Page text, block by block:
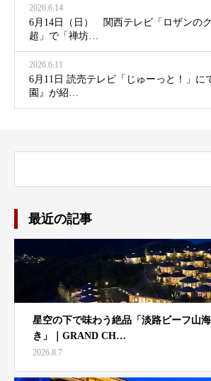
2026.6.14
6月14日（日） 関西テレビ「ロザンの
超」で「禅坊…
2026.6.11
6月11日 読売テレビ「じゅーっと！」に
園』が紹…
最近の記事
星空の下で味わう絶品「淡路ビーフ山
き」｜GRAND CH…
2026.8.7